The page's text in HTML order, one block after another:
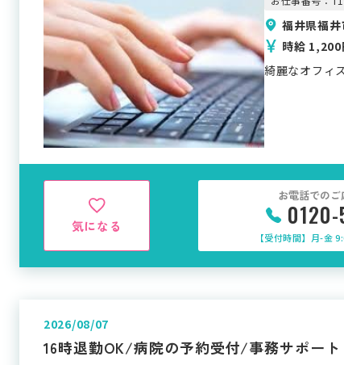
福井県福
時給 1,200
綺麗なオフィ
気になる
お電話での
【受付時間】月-金
2026/08/07
16時退勤OK/病院の予約受付/事務サポート